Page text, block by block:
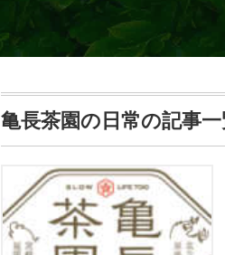
亀長茶園の日常の記事